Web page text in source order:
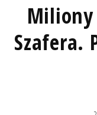
Miliony
Szafera.